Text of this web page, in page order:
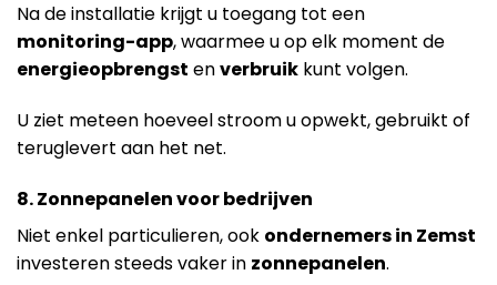
Na de installatie krijgt u toegang tot een
monitoring-app, waarmee u op elk moment de
energieopbrengst enverbruik kunt volgen.
U ziet meteen hoeveel stroom u opwekt, gebruikt of
teruglevert aan het net.
8. Zonnepanelen voor bedrijven
Niet enkel particulieren, ook ondernemers in Zemst
investeren steeds vaker in zonnepanelen.